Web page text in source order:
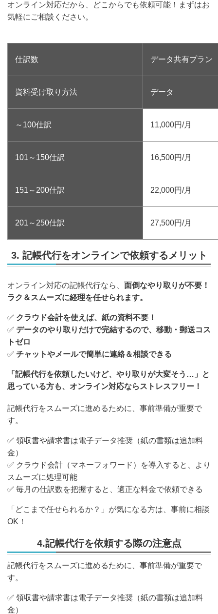
オンライン対応だから、どこからでも依頼可能！まずはお
気軽にご相談ください。
仕訳数 データ共有プラン
資料受け取り方法 データ
～100仕訳 11,000円/月
101～150仕訳 16,500円/月
151～200仕訳 22,000円/月
201～250仕訳 27,500円/月
3. 記帳代行をオンラインで依頼するメリット
オンライン対応の記帳代行なら、 面倒なやり取りが不要！
ラク＆スムーズに経理を任せられます。
✅ クラウド会計を使えば、紙の資料不要！
✅ データのやり取りだけで完結するので、移動・郵送コス
トゼロ
✅ チャットやメールで簡単に連絡＆相談できる
「記帳代行を依頼したいけど、やり取りが大変そう…」と
思っている方も、オンライン対応ならストレスフリー！
記帳代行をスムーズに進めるために、 事前準備が重要で
す。
✅ 領収書や請求書は電子データ推奨（紙の書類は追加料
金）
✅ クラウド会計（マネーフォワード）を導入すると、より
スムーズに処理可能
✅ 毎月の仕訳数を把握すると、適正な料金で依頼できる
「どこまで任せられるか？」が気になる方は、事前に相談
OK！
4.記帳代行を依頼する際の注意点
記帳代行をスムーズに進めるために、 事前準備が重要で
す。
✅ 領収書や請求書は電子データ推奨（紙の書類は追加料
金）